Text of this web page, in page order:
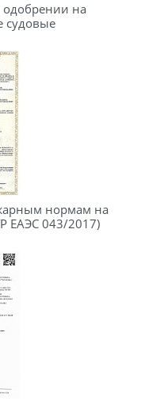
одобрении на
судовые
нормам на
ЕАЭС 043/2017)